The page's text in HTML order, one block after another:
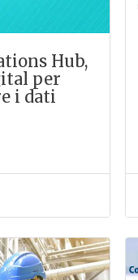
Hub,
per
i dati